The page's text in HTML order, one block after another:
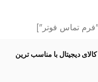
دیجیتال با مناسب ترین